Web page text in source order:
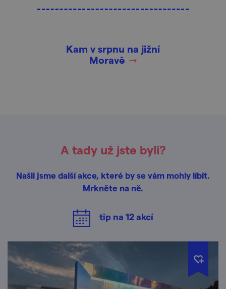
Kam v srpnu na jižní
Moravě
A tady už jste byli?
Našli jsme další akce, které by se vám mohly líbit.
Mrkněte na ně.
tip na 12akcí